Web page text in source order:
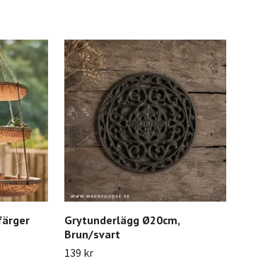
Grytunderlägg Ø20cm,
Brun/svart
139 kr